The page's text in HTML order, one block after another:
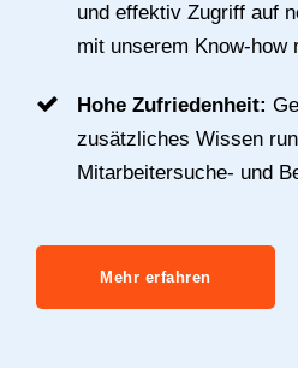
und effektiv Zugriff auf
mit unserem Know-how
Hohe Zufriedenheit:
zusätzliches Wissen
Mitarbeitersuche- und
Mehr erfahren